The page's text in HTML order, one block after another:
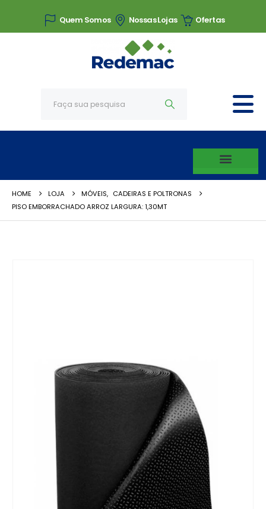
Quem Somos Nossas Lojas Ofertas
HOME LOJA MÓVEIS, CADEIRAS E POLTRONAS
PISO EMBORRACHADO ARROZ LARGURA: 1,30MT